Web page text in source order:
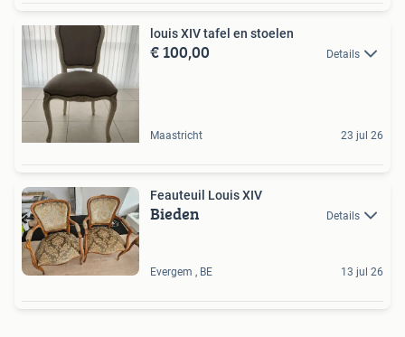
louis XIV tafel en stoelen
€ 100,00 Details
Maastricht 23 jul 26
Feauteuil Louis XIV
Bieden Details
Evergem , BE 13 jul 26